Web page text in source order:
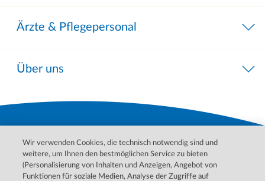
Ärzte & Pflegepersonal
Über uns
Wir verwenden Cookies, die technisch notwendig sind und
weitere, um Ihnen den bestmöglichen Service zu bieten
(Personalisierung von Inhalten und Anzeigen, Angebot von
Funktionen für soziale Medien, Analyse der Zugriffe auf